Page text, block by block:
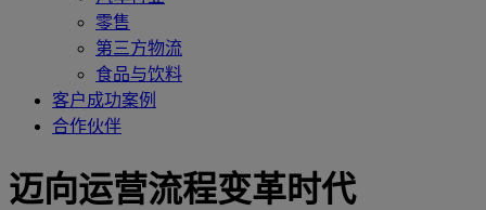
零售
第三方物流
食品与饮料
客户成功案例
合作伙伴
迈向运营流程变革时代